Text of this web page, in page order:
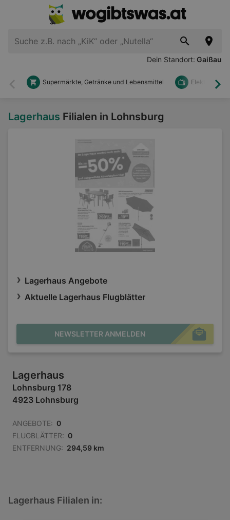
Dein Standort: Gaißau
Zurück
Supermärkte, Getränke und Lebensmittel Elektronik
Lagerhaus Filialen in Lohnsburg
Lagerhaus Angebote
Aktuelle Lagerhaus Flugblätter
NEWSLETTER ANMELDEN
Lagerhaus
Lohnsburg 178
4923 Lohnsburg
ANGEBOTE: 0
FLUGBLÄTTER: 0
ENTFERNUNG: 294,59 km
Lagerhaus Filialen in: